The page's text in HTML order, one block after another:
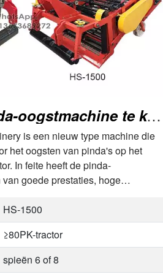
Kettingtype pinda-oogstmachine te koop
is een nieuw type machine die
het oogsten van pinda's op het
In feite heeft de pinda-
goede prestaties, hoge
HS-1500
≥80PK-tractor
spieën 6 of 8